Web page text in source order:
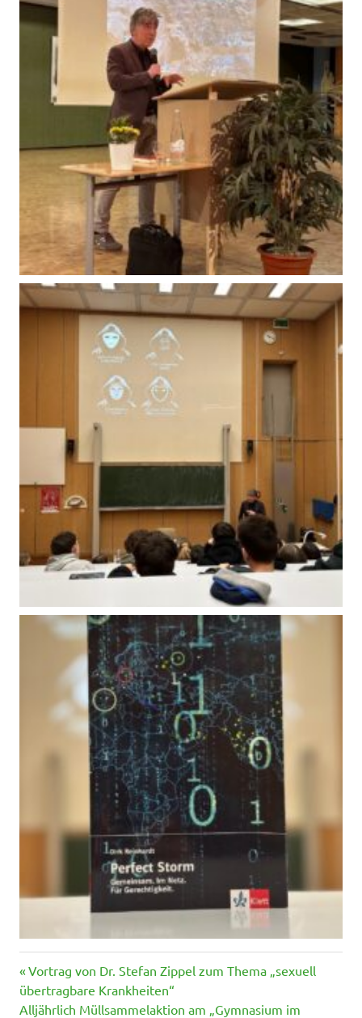
Beitragsnavigation
Vorheriger
Beitrag:
Vortrag von Dr. Stefan Zippel zum Thema „sexuell
übertragbare Krankheiten“
Nächster
Alljährlich Müllsammelaktion am „Gymnasium im